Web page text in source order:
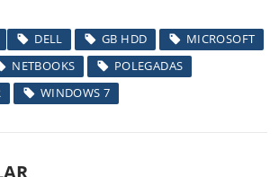
DELL GB HDD
MICROSOFT
NETBOOKS
POLEGADAS
WINDOWS 7